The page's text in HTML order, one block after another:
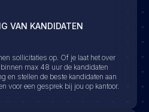
VAN KANDIDATEN
sollicitaties op. Of je laat het over
max 48 uur de kandidaten
en stellen de beste kandidaten aan
voor een gesprek bij jou op kantoor.